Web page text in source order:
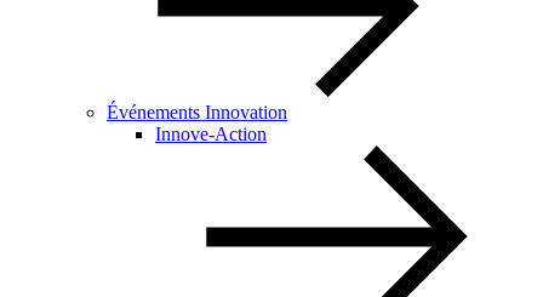
Événements Innovation
Innove-Action